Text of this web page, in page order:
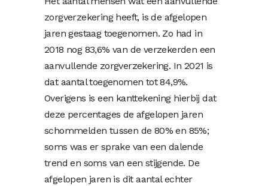
zorgverzekering heeft, is de afgelopen
jaren gestaag toegenomen. Zo had in
2018 nog 83,6% van de verzekerden een
aanvullende zorgverzekering. In 2021 is
dat aantal toegenomen tot 84,9%.
Overigens is een kanttekening hierbij dat
deze percentages de afgelopen jaren
schommelden tussen de 80% en 85%;
soms was er sprake van een dalende
trend en soms van een stijgende. De
afgelopen jaren is dit aantal echter